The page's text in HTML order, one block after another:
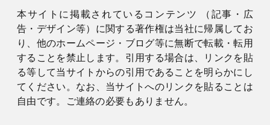
本サイトに掲載されているコンテンツ （記事・広
告・デザイン等）に関する著作権は当社に帰属してお
り、他のホームページ・ブログ等に無断で転載・転用
することを禁止します。引用する場合は、リンクを貼
る等して当サイトからの引用であることを明らかにし
てください。なお、当サイトへのリンクを貼ることは
自由です。ご連絡の必要もありません。